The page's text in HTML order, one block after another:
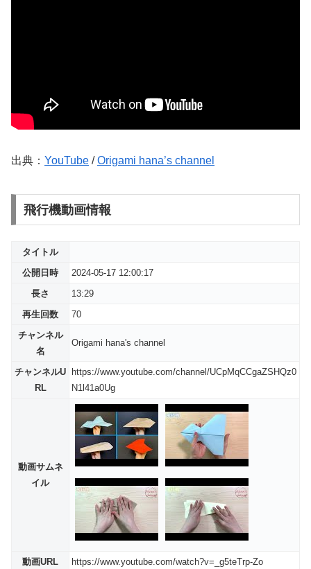
出典： YouTube /Origami hana’s channel
飛行機動画情報
タイトル
公開日時
2024-05-17 12:00:17
長さ
13:29
再生回数
70
チャンネル
名
Origami hana's channel
チャンネルU
RL
https://www.youtube.com/channel/UCpMqCCgaZSHQz0
N1l41a0Ug
動画サムネ
イル
動画URL https://www.youtube.com/watch?v=_g5teTrp-Zo